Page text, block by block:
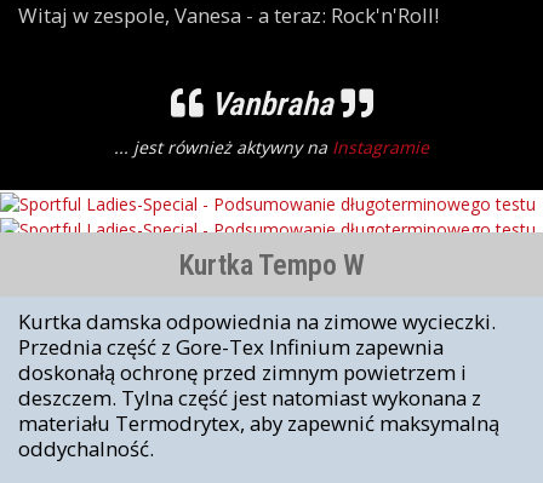
Witaj w zespole, Vanesa - a teraz: Rock'n'Roll!
Vanbraha
... jest również aktywny na Instagramie
Kurtka Tempo W
Kurtka damska odpowiednia na zimowe wycieczki.
Przednia część z Gore-Tex Infinium zapewnia
doskonałą ochronę przed zimnym powietrzem i
deszczem. Tylna część jest natomiast wykonana z
materiału Termodrytex, aby zapewnić maksymalną
oddychalność.